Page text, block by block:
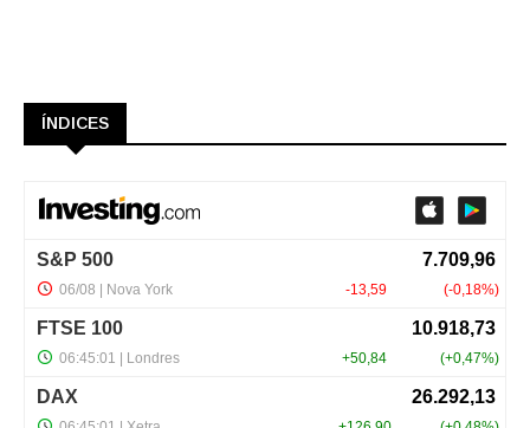
ÍNDICES